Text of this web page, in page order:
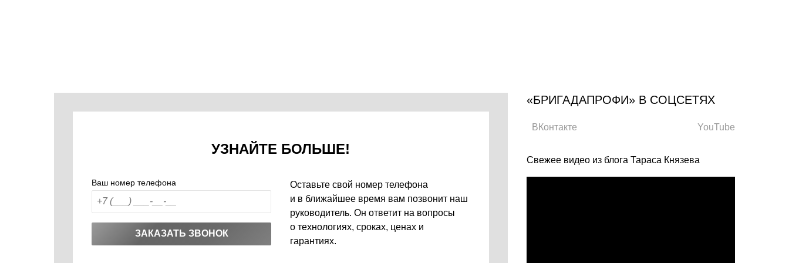
УЗНАЙТЕ БОЛЬШЕ!
Ваш номер телефона
ЗАКАЗАТЬ ЗВОНОК
Оставьте свой номер телефона
и в ближайшее время вам позвонит наш
руководитель. Он ответит на вопросы
о технологиях, сроках, ценах и
гарантиях.
«БРИГАДАПРОФИ» В СОЦСЕТЯХ
ВКонтакте YouTube
Свежее видео из блога Тараса Князева